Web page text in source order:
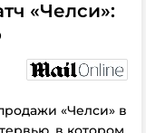
«Челси»:
«Челси» в